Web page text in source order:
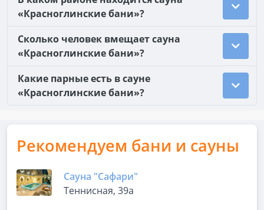
«Красноглинские бани»?
Сколько человек вмещает сауна
«Красноглинские бани»?
Какие парные есть в сауне
«Красноглинские бани»?
Рекомендуем бани и сауны
Сауна "Сафари"
Теннисная, 39а